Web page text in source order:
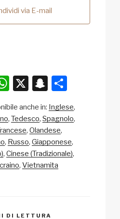
via E-mail
W
at
s
A
p
X
S
a
p
c
h
n
vi
di
anche in: Inglese
Tedesco Spagnolo
Olandese
Russo Giapponese
Cinese (Tradizionale)
Vietnamita
DI LETTURA